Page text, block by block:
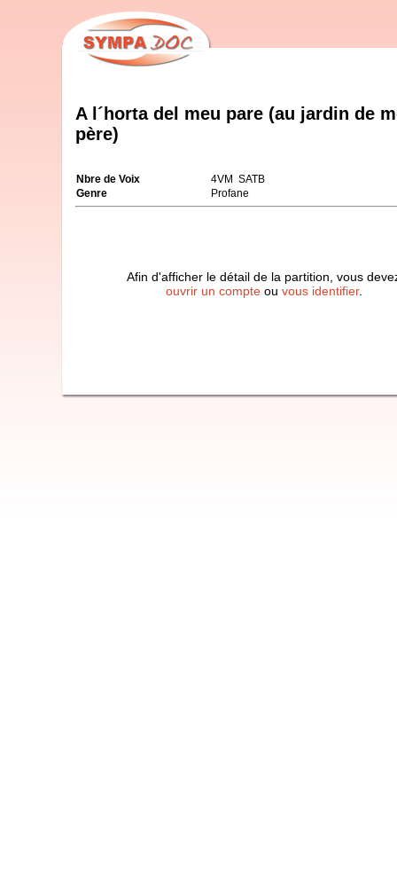
A l´horta del meu pare (au jardin de
père)
Nbre de Voix
4VM SATB
Genre
Profane
Afin d'afficher le détail de la partition, vous
ouvrir un compteou vous identifier.